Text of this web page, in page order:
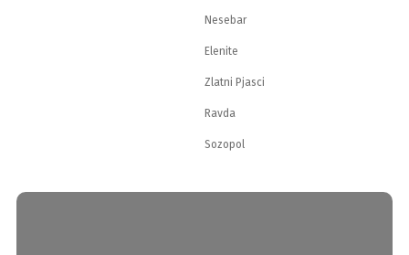
Nesebar
Elenite
Zlatni Pjasci
Ravda
Sozopol